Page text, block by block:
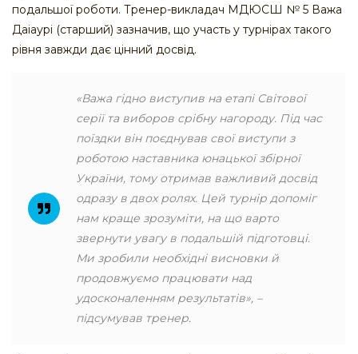
подальшої роботи. Тренер-викладач МДЮСШ № 5 Важа
Даіаурі (старший) зазначив, що участь у турнірах такого
рівня завжди дає цінний досвід.
«Важа гідно виступив на етапі Світової
серії та виборов срібну нагороду. Під час
поїздки він поєднував свої виступи з
роботою наставника юнацької збірної
України, тому отримав важливий досвід
одразу в двох ролях. Цей турнір допоміг
нам краще зрозуміти, на що варто
звернути увагу в подальшій підготовці.
Ми зробили необхідні висновки й
продовжуємо працювати над
удосконаленням результатів», –
підсумував тренер.